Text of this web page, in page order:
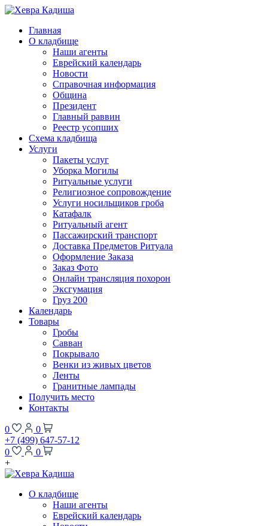
Главная
О кладбище
Наши агенты
Еврейский календарь
Новости
Справочная информация
Община
Президент
Главный раввин
Реестр усопших
Схема кладбища
Услуги
Пакеты услуг
Уборка Могилы
Ритуальные услуги
Религиозное сопровождение
Услуги носильщиков гроба
Катафалк
Ритуальный агент
Пассажирский транспорт
Доставка Предметов Ритуала
Оформление Заказа
Заказ Фото
Онлайн трансляция похорон
Эксгумация
Груз 200
Календарь
Товары
Гробы
Савван
Покрывало
Венки из живых цветов
Ленты
Гранитные лампады
Получить место
Контакты
0
0
+7 (499) 647-57-12
0
0
+
О кладбище
Наши агенты
Еврейский календарь